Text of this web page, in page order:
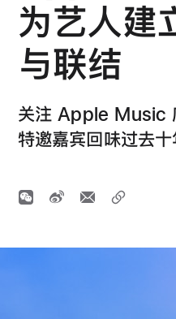
为艺人建
与联结
关注 Apple Music
特邀嘉宾回味过去